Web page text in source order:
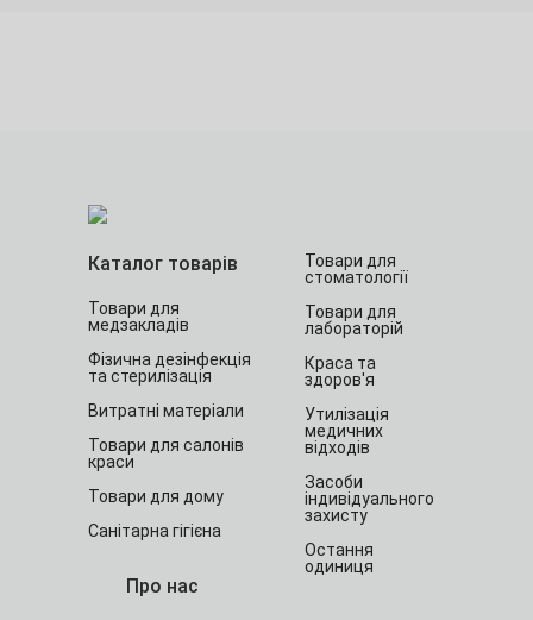
Каталог товарів
Товари для
медзакладів
Фізична дезінфекція
та стерилізація
Витратні матеріали
Товари для салонів
краси
Товари для дому
Санітарна гігієна
Товари для
стоматології
Товари для
лабораторій
Краса та
здоров'я
Утилізація
медичних
відходів
Засоби
індивідуального
захисту
Остання
одиниця
Про нас